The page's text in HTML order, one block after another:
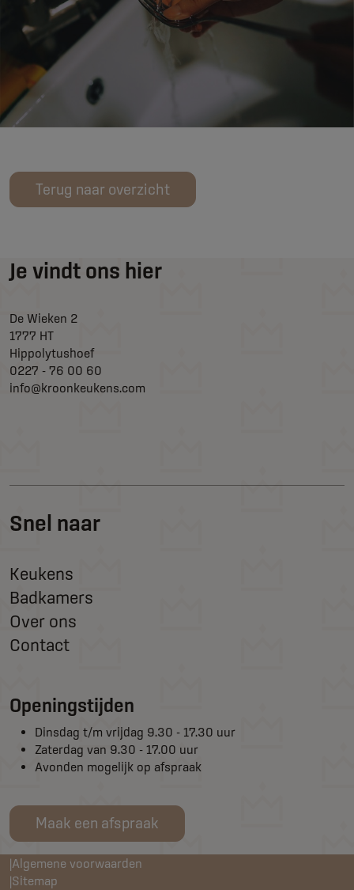
Terug naar overzicht
Snel naar
Keukens
Badkamers
Over ons
Contact
Je vindt ons hier
De Wieken 2
1777 HT
Hippolytushoef
0227 - 76 00 60
info@kroonkeukens.com
Openingstijden
Dinsdag t/m vrijdag 9.30 - 17.30 uur
Zaterdag van 9.30 - 17.00 uur
Avonden mogelijk op afspraak
Maak een afspraak
Algemene voorwaarden
Sitemap